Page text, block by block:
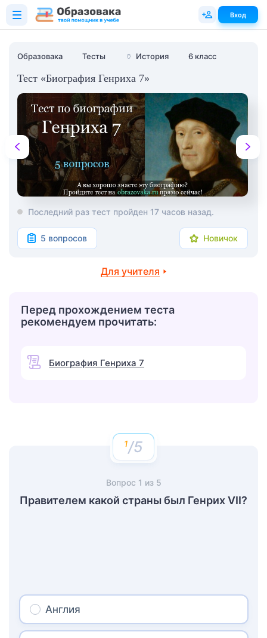
Образовака Тесты 🏺 История 6 класс
Тест «Биография Генриха 7»
Последний раз тест пройден 17 часов назад.
5 вопросов Новичок
Для учителя
Перед прохождением теста
рекомендуем прочитать:
Биография Генриха 7
/5
Вопрос 1 из 5
Правителем какой страны был Генрих VII?
Англия
Вход